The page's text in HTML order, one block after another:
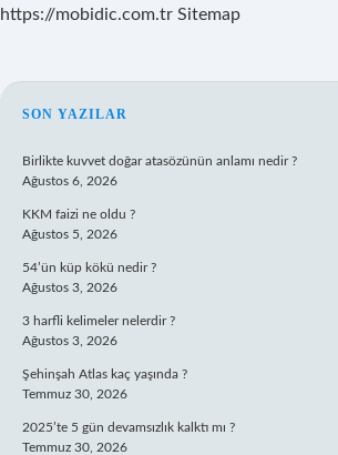
https://mobidic.com.tr Sitemap
SIDEBAR
SON YAZILAR
Birlikte kuvvet doğar atasözünün anlamı nedir ?
Ağustos 6, 2026
KKM faizi ne oldu ?
Ağustos 5, 2026
54’ün küp kökü nedir ?
Ağustos 3, 2026
3 harfli kelimeler nelerdir ?
Ağustos 3, 2026
Şehinşah Atlas kaç yaşında ?
Temmuz 30, 2026
2025’te 5 gün devamsızlık kalktı mı ?
Temmuz 30, 2026